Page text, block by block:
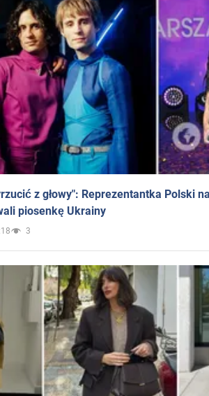
z głowy": Reprezentantka Polski
piosenkę Ukrainy
3